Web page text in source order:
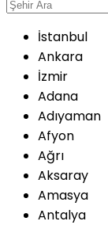
İstanbul
Ankara
İzmir
Adana
Adıyaman
Afyon
Ağrı
Aksaray
Amasya
Antalya